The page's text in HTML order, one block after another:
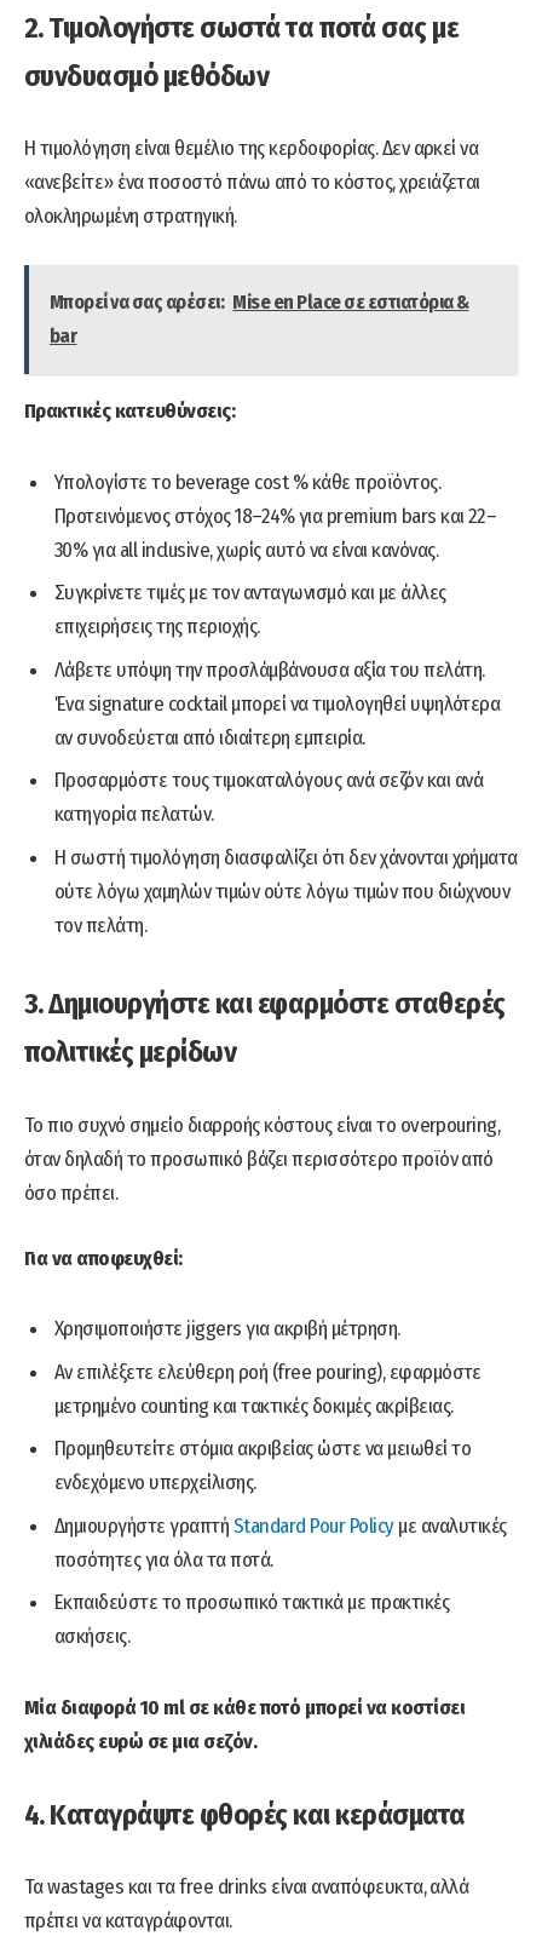
2. Τιμολογήστε σωστά τα ποτά σας με
συνδυασμό μεθόδων
Η τιμολόγηση είναι θεμέλιο της κερδοφορίας. Δεν αρκεί να
«ανεβείτε» ένα ποσοστό πάνω από το κόστος, χρειάζεται
ολοκληρωμένη στρατηγική.
Μπορεί να σας αρέσει: Mise en Place σε εστιατόρια &
bar
Πρακτικές κατευθύνσεις:
Υπολογίστε το beverage cost % κάθε προϊόντος.
Προτεινόμενος στόχος 18–24% για premium bars και 22–
30% για all inclusive, χωρίς αυτό να είναι κανόνας.
Συγκρίνετε τιμές με τον ανταγωνισμό και με άλλες
επιχειρήσεις της περιοχής.
Λάβετε υπόψη την προσλάμβάνουσα αξία του πελάτη.
Ένα signature cocktail μπορεί να τιμολογηθεί υψηλότερα
αν συνοδεύεται από ιδιαίτερη εμπειρία.
Προσαρμόστε τους τιμοκαταλόγους ανά σεζόν και ανά
κατηγορία πελατών.
Η σωστή τιμολόγηση διασφαλίζει ότι δεν χάνονται χρήματα
ούτε λόγω χαμηλών τιμών ούτε λόγω τιμών που διώχνουν
τον πελάτη.
3. Δημιουργήστε και εφαρμόστε σταθερές
πολιτικές μερίδων
Το πιο συχνό σημείο διαρροής κόστους είναι το overpouring,
όταν δηλαδή το προσωπικό βάζει περισσότερο προϊόν από
όσο πρέπει.
Για να αποφευχθεί:
Χρησιμοποιήστε jiggers για ακριβή μέτρηση.
Αν επιλέξετε ελεύθερη ροή (free pouring), εφαρμόστε
μετρημένο counting και τακτικές δοκιμές ακρίβειας.
Προμηθευτείτε στόμια ακριβείας ώστε να μειωθεί το
ενδεχόμενο υπερχείλισης.
Δημιουργήστε γραπτήStandard Pour Policyμε αναλυτικές
ποσότητες για όλα τα ποτά.
Εκπαιδεύστε το προσωπικό τακτικά με πρακτικές
ασκήσεις.
Μία διαφορά 10 ml σε κάθε ποτό μπορεί να κοστίσει
χιλιάδες ευρώ σε μια σεζόν.
4. Καταγράψτε φθορές και κεράσματα
Τα wastages και τα free drinks είναι αναπόφευκτα, αλλά
πρέπει να καταγράφονται.